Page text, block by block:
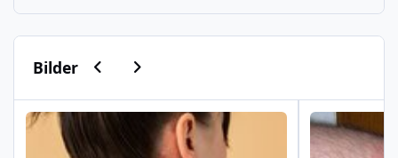
BilderVorherige Karussell-Folie
Nächste Karussell-Folie
Psoriasis am Haaransatz und an der Hand